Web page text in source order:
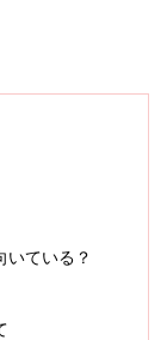
いている？